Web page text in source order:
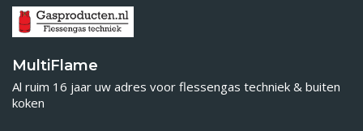
MultiFlame
Al ruim 16 jaar uw adres voor flessengas techniek & buiten
koken